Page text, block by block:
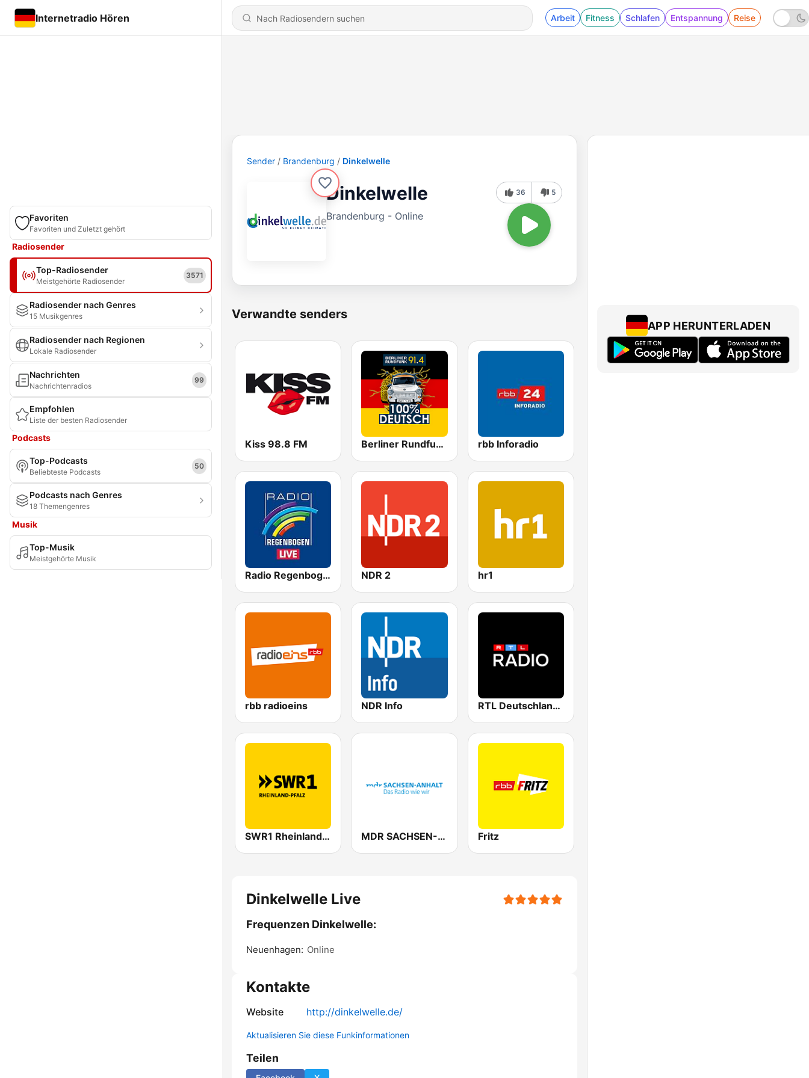
Internetradio Hören Arbeit Fitness Schlafen Entspannung Reise
Favoriten
Favoriten und Zuletzt gehört
Radiosender
Top-Radiosender
Meistgehörte Radiosender
3571
Radiosender nach Genres
15 Musikgenres
Radiosender nach Regionen
Lokale Radiosender
Nachrichten
Nachrichtenradios
99
Empfohlen
Liste der besten Radiosender
Podcasts
Top-Podcasts
Beliebteste Podcasts
50
Podcasts nach Genres
18 Themengenres
Musik
Top-Musik
Meistgehörte Musik
Sender Brandenburg Dinkelwelle
Dinkelwelle
Brandenburg - Online
36 5
Verwandte senders
Kiss 98.8 FM Berliner Rundfunk 100% Deutsch rbb Inforadio
Radio Regenbogen NDR 2 hr1
rbb radioeins NDR Info RTL Deutschlands-Hitradio
SWR1 Rheinland-Pfalz MDR SACHSEN-ANHALT Magdeburg Fritz
Dinkelwelle Live
Frequenzen Dinkelwelle:
Neuenhagen: Online
Kontakte
Website http://dinkelwelle.de/
Aktualisieren Sie diese Funkinformationen
Teilen
APP HERUNTERLADEN